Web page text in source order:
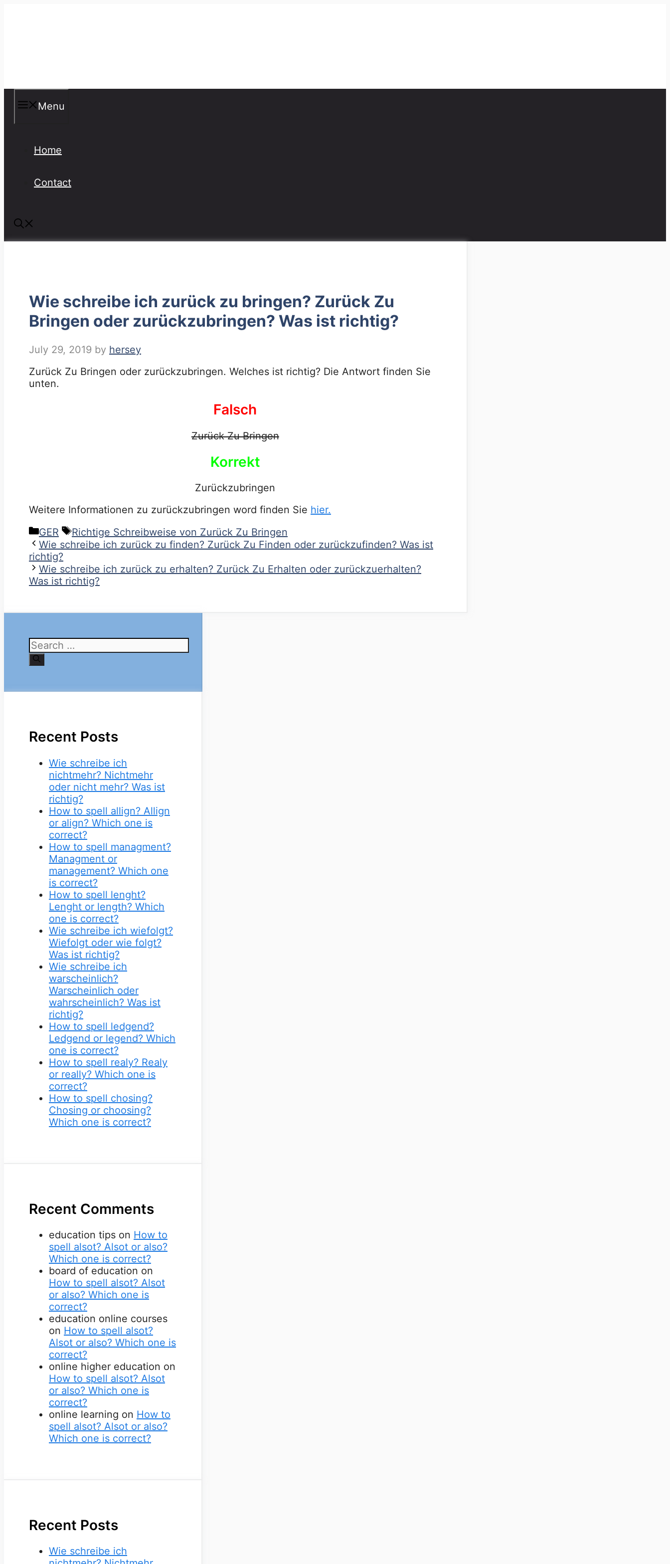
Menu
Home
Contact
Wie schreibe ich zurück zu bringen? Zurück Zu
Bringen oder zurückzubringen? Was ist richtig?
July 29, 2019 by hersey
Zurück Zu Bringen oder zurückzubringen. Welches ist richtig? Die Antwort finden Sie
unten.
Falsch
Zurück Zu Bringen
Korrekt
Zurückzubringen
Weitere Informationen zu zurückzubringen word finden Sie hier.
Categories
GER Tags
Richtige Schreibweise von Zurück Zu Bringen
Wie schreibe ich zurück zu finden? Zurück Zu Finden oder zurückzufinden? Was ist
richtig?
Wie schreibe ich zurück zu erhalten? Zurück Zu Erhalten oder zurückzuerhalten?
Was ist richtig?
Search
for:
Recent Posts
Wie schreibe ich
nichtmehr? Nichtmehr
oder nicht mehr? Was ist
richtig?
How to spell allign? Allign
or align? Which one is
correct?
How to spell managment?
Managment or
management? Which one
is correct?
How to spell lenght?
Lenght or length? Which
one is correct?
Wie schreibe ich wiefolgt?
Wiefolgt oder wie folgt?
Was ist richtig?
Wie schreibe ich
warscheinlich?
Warscheinlich oder
wahrscheinlich? Was ist
richtig?
How to spell ledgend?
Ledgend or legend? Which
one is correct?
How to spell realy? Realy
or really? Which one is
correct?
How to spell chosing?
Chosing or choosing?
Which one is correct?
Recent Comments
education tips on How to
spell alsot? Alsot or also?
Which one is correct?
board of education on
How to spell alsot? Alsot
or also? Which one is
correct?
education online courses
on How to spell alsot?
Alsot or also? Which one is
correct?
online higher education on
How to spell alsot? Alsot
or also? Which one is
correct?
online learning on How to
spell alsot? Alsot or also?
Which one is correct?
Recent Posts
Wie schreibe ich